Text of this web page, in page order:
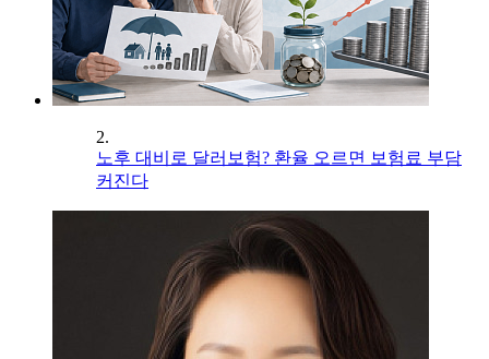
2.
노후 대비로 달러보험? 환율 오르면 보험료 부담
커진다